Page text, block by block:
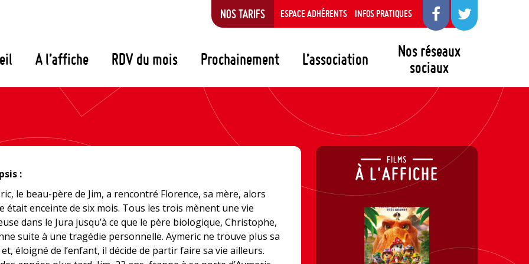
A l’affiche RDV du mois Prochainement L’association
Nos réseaux
sociaux
NOS TARIFS ESPACE ADHÉRENTS INFOS PRATIQUES
:
le beau-père de Jim, a rencontré Florence, sa mère, alors
était enceinte de six mois. Tous les trois mènent une vie
dans le Jura jusqu’à ce que le père biologique, Christophe,
suite à une tragédie personnelle. Aymeric ne trouve plus sa
et, éloigné de l’enfant, il décide de partir faire sa vie ailleurs.
FILMS
À L'AFFICHE